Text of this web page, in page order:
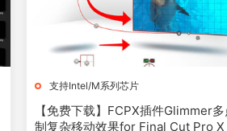
支持Intel/M系列芯片
【免费下载】FCPX插件Glimmer
制复杂移动效果for Final Cut Pro X